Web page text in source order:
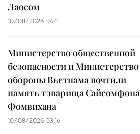
Лаосом
10/08/2026 04:11
Министерство общественной
безопасности и Министерство
обороны Вьетнама почтили
память товарища Сайсомфона
Фомвихана
10/08/2026 03:16